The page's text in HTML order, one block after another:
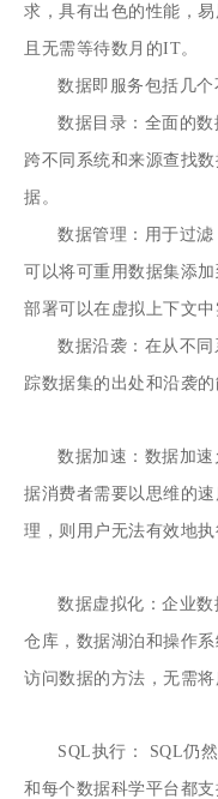
求，具有出色的性能，
且无需等待数月的IT。
数据即服务包括几个
数据目录：全面的
跨不同系统和来源查找
据。
数据管理：用于过滤
可以将可重用数据集添
部署可以在虚拟上下文
数据沿袭：在从不
踪数据集的出处和沿袭的
数据加速：数据加
据消费者需要以思维的
理，则用户无法有效地执
数据虚拟化：企业
仓库，数据湖泊和操作
访问数据的方法，无需
SQL执行： SQL仍
和每个数据科学平台都